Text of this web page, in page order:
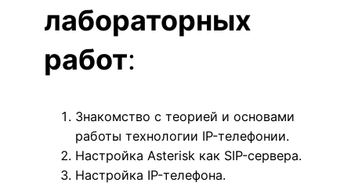
лабораторных
работ:
Знакомство с теорией и основами
работы технологии IP-телефонии.
Настройка Asterisk как SIP-сервера.
Настройка IP-телефона.